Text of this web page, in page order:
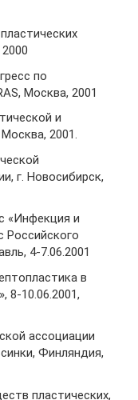
по
Москва, 2001
и
2001.
г. Новосибирск,
«Инфекция и
Российского
4-7.06.2001
в
8-10.06.2001,
ассоциации
Финляндия,
пластических,